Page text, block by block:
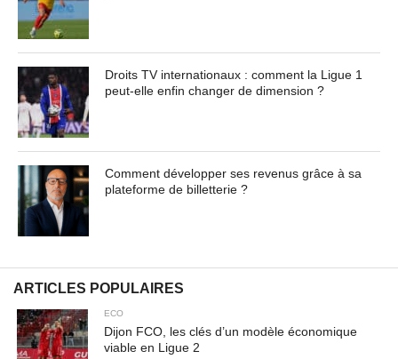
Droits TV internationaux : comment la Ligue 1
peut-elle enfin changer de dimension ?
Comment développer ses revenus grâce à sa
plateforme de billetterie ?
ARTICLES POPULAIRES
ECO
Dijon FCO, les clés d’un modèle économique
viable en Ligue 2